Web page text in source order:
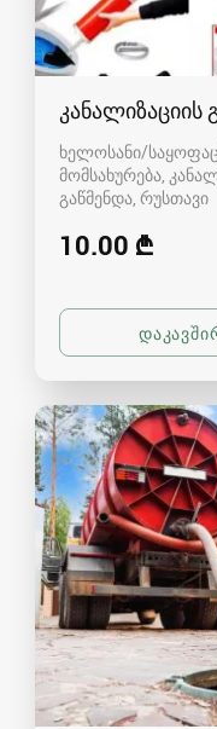
კანალიზაციის
ხელოსანი/
მომსახურება,
გაწმენდა რუსთავი
10.00 ₾